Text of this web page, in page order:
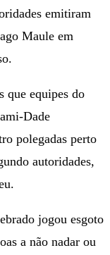
emitiram
Maule em
que equipes do
Dade
polegadas perto
autoridades,
jogou esgoto
a não nadar ou